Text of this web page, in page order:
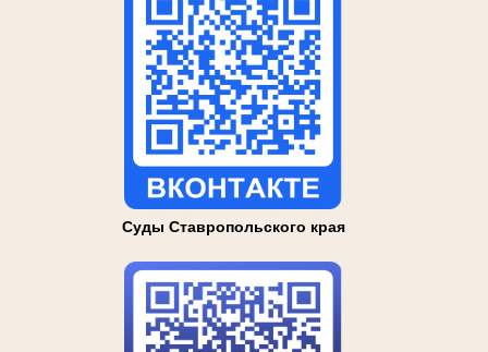
Суды Ставропольского края